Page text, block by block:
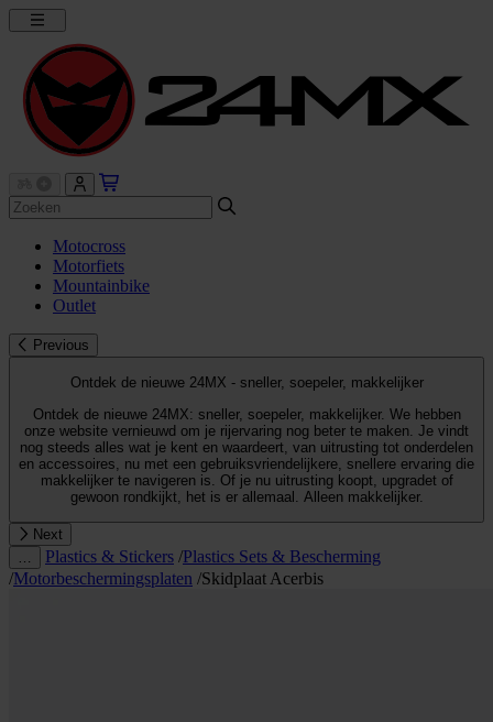
Motocross
Motorfiets
Mountainbike
Outlet
Previous
Ontdek de nieuwe 24MX - sneller, soepeler, makkelijker
Ontdek de nieuwe 24MX: sneller, soepeler, makkelijker. We hebben
onze website vernieuwd om je rijervaring nog beter te maken. Je vindt
nog steeds alles wat je kent en waardeert, van uitrusting tot onderdelen
en accessoires, nu met een gebruiksvriendelijkere, snellere ervaring die
makkelijker te navigeren is. Of je nu uitrusting koopt, upgradet of
gewoon rondkijkt, het is er allemaal. Alleen makkelijker.
Next
Plastics & Stickers /Plastics Sets & Bescherming
/Motorbeschermingsplaten /Skidplaat Acerbis